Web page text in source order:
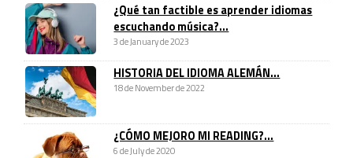
¿Qué tan factible es aprender idiomas
escuchando música?...
3 de January de 2023
HISTORIA DEL IDIOMA ALEMÁN...
18 de November de 2022
¿CÓMO MEJORO MI READING?...
6 de July de 2020